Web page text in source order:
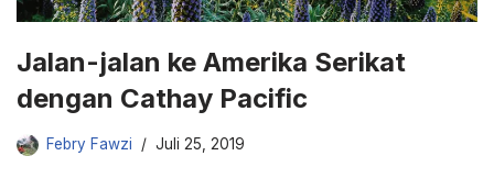
Jalan-jalan ke Amerika Serikat
dengan Cathay Pacific
Febry Fawzi Juli 25, 2019